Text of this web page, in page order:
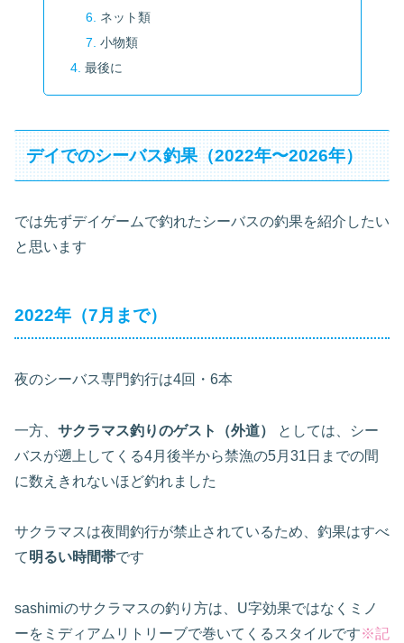
ネット類
小物類
最後に
デイでのシーバス釣果（2022年〜2026年）
では先ずデイゲームで釣れたシーバスの釣果を紹介したい
と思います
2022年（7月まで）
夜のシーバス専門釣行は4回・6本
一方、 サクラマス釣りのゲスト（外道）
としては、シー
バスが遡上してくる4月後半から禁漁の5月31日までの間
に数えきれないほど釣れました
サクラマスは夜間釣行が禁止されているため、釣果はすべ
て明るい時間帯です
sashimiのサクラマスの釣り方は、U字効果ではなくミノ
ーをミディアムリトリーブで巻いてくるスタイルです※記